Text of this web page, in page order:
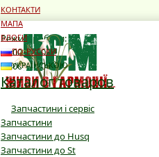
Режим роботи:
10:00 - 19:00
10:00 - 16:00
Каталог товаров
Запчастини і сервіс
Запчастини
Запчастини до Husq
Запчастини до St
КОНТАКТИ
МАПА
БЛОГИ
ПО-РУССКИ
УКРАЇНСЬКОЮ